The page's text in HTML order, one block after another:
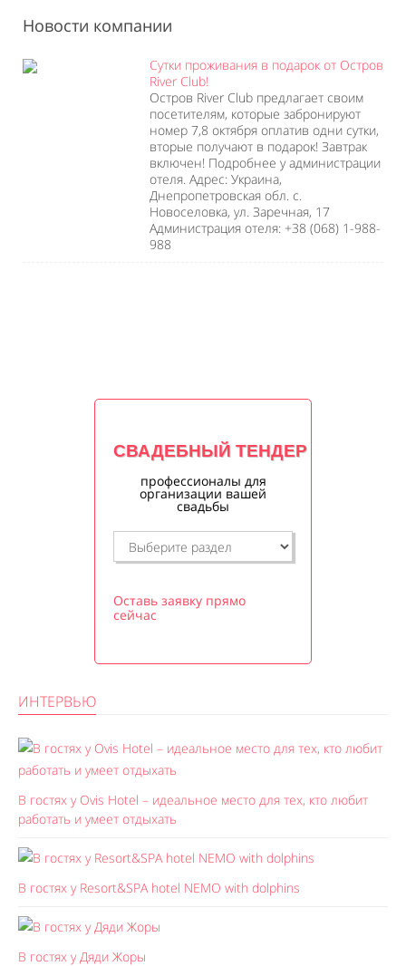
Новости компании
Сутки проживания в подарок от Остров
River Club!
Остров River Club предлагает своим
посетителям, которые забронируют
номер 7,8 октября оплатив одни сутки,
вторые получают в подарок! Завтрак
включен! Подробнее у администрации
отеля. Адрес: Украина,
Днепропетровская обл. с.
Новоселовка, ул. Заречная, 17
Администрация отеля: +38 (068) 1-988-
988
СВАДЕБНЫЙ ТЕНДЕР
профессионалы для
организации вашей
свадьбы
Оставь заявку прямо
сейчас
ИНТЕРВЬЮ
В гостях у Ovis Hotel – идеальное место для тех, кто любит
работать и умеет отдыхать
В гостях у Resort&SPA hotel NEMO with dolphins
В гостях у Дяди Жоры